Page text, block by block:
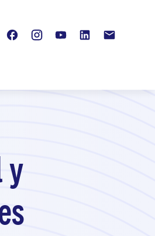
FacebookInstagramYoutube LinkedIn
y